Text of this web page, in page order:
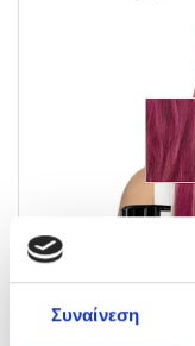
Συναίνεση